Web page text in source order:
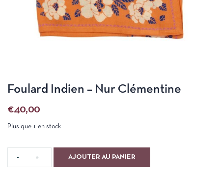
Foulard Indien – Nur Clémentine
€40,00
Plus que 1 en stock
AJOUTER AU PANIER